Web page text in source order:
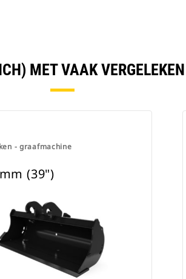
MET VAAK
- graafmachine
(39")